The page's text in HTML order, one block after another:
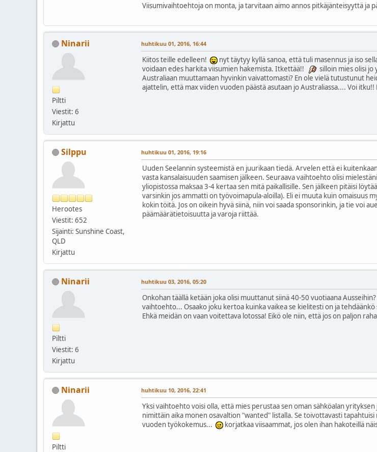
Viisumivaihtoehtoja on monta, ja tarvitaan aimo annos pitkäjänteisyyttä ja
Ninarii
Piltti
Viestit: 6
Kirjattu
huhtikuu 01, 2016, 16:44
Kiitos teille edelleen!
nyt täytyy kyllä sanoa, että tuli masennus ja iso
voidaan edes harkita viisumien hakemista. Itkettää!!
silloin mies olisi jo
Australiaan muuttamaan hyvinkin vaivattomasti? En ole vielä tutustunut
ajattelin, että max viiden vuoden päästä asutaan jo Australiassa.... Voi itku!!
Silppu
Herootes
Viestit: 652
Sijainti: Sunshine Coast,
QLD
Kirjattu
huhtikuu 01, 2016, 19:16
Uuden Seelannin systeemistä en juurikaan tiedä. Arvelen että ei
vasta kansalaisuuden saamisen jälkeen. Seuraava vaihtoehto olisi
yliopistossa maksaa 3-4 kertaa sen mitä paikallisille. Sen jälkeen pitäisi
varsinkin jos ammatti on työvoimapula-aloilla). Eli ei muuta kuin omaisuus
kokin töitä. Jos on oikein hyvä siinä, niin voi saada sponsorinkin, ja tie voi
päämäärätietoisuutta ja varoja riittää.
Ninarii
Piltti
Viestit: 6
Kirjattu
huhtikuu 03, 2016, 05:20
Onkohan täällä ketään joka olisi muuttanut siinä 40-50 vuotiaana
vaihtoehto... Osaako joku kertoa kuinka vaikea se kielitesti on ja
Ehkä meidän on vaan voitettava lotossa! Eikö ole niin, että jos on paljon
Ninarii
Piltti
huhtikuu 10, 2016, 22:41
Yksi vaihtoehto voisi olla, että mies perustaa sen oman sähköalan
nimittäin aika monen osavaltion "wanted" listalla. Se toivottavasti
vuoden työkokemus...
korjatkaa viisaammat, jos olen ihan hakoteillä